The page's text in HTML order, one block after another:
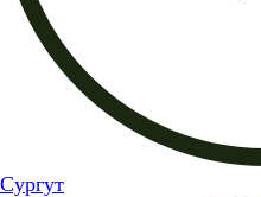
Сургут